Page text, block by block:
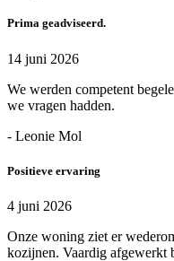
Prima geadviseerd.
14 juni 2026
We werden competent
we vragen hadden.
- Leonie Mol
Positieve ervaring
4 juni 2026
Onze woning ziet er
kozijnen. Vaardig afgewerkt